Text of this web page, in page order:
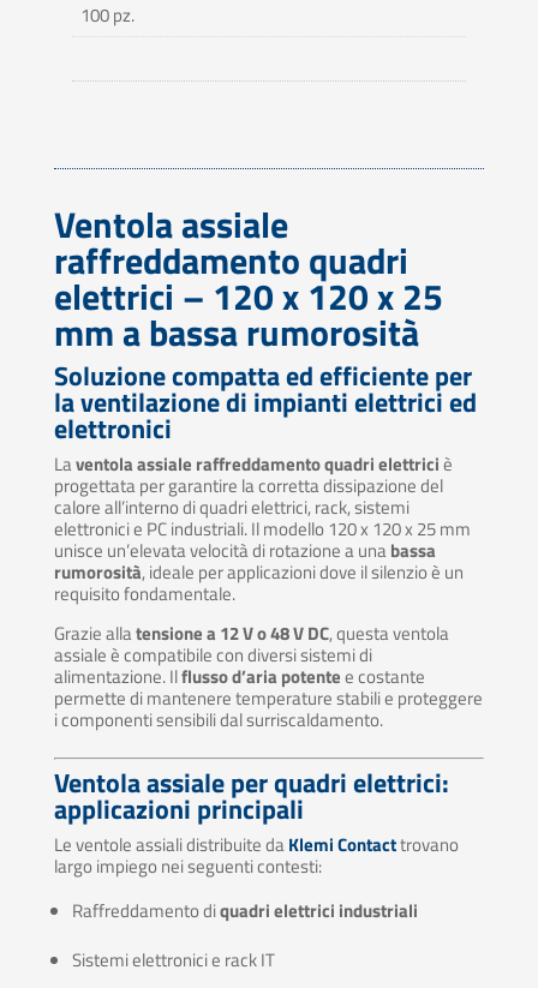
100 pz.
Ventola assiale
raffreddamento quadri
elettrici – 120 x 120 x 25
mm a bassa rumorosità
Soluzione compatta ed efficiente per
la ventilazione di impianti elettrici ed
elettronici
Laventola assiale raffreddamento quadri elettriciè
progettata per garantire la corretta dissipazione del
calore all’interno di quadri elettrici, rack, sistemi
elettronici e PC industriali. Il modello 120 x 120 x 25 mm
unisce un’elevata velocità di rotazione a unabassa
rumorosità, ideale per applicazioni dove il silenzio è un
requisito fondamentale.
Grazie allatensione a 12 V o 48 V DC, questa ventola
assiale è compatibile con diversi sistemi di
alimentazione. Ilflusso d’aria potentee costante
permette di mantenere temperature stabili e proteggere
i componenti sensibili dal surriscaldamento.
Ventola assiale per quadri elettrici:
applicazioni principali
Le ventole assiali distribuite daKlemi Contacttrovano
largo impiego nei seguenti contesti:
Raffreddamento diquadri elettrici industriali
Sistemi elettronici e rack IT